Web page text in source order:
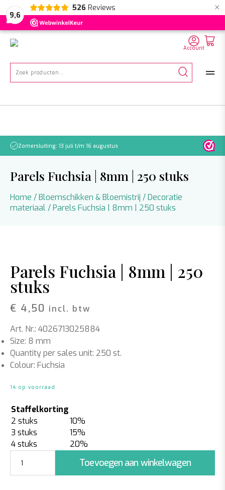
9,6
526 Reviews ×
NL EN DE
Zoeken
Account
Zomersluiting: 13 juli t/m 16 augustus Let
Parels Fuchsia | 8mm | 250 stuks
Home /Bloemschikken & Bloemistrij /Decoratie
materiaal/ Parels Fuchsia | 8mm | 250 stuks
Parels Fuchsia | 8mm | 250
stuks
€ 4,50 incl. btw
Art. Nr.: 4026713025884
Size: 8 mm
Quantity per sales unit: 250 st.
Colour: Fuchsia
14 op voorraad
Staffelkorting
2 stuks
10%
3 stuks
15%
4 stuks
20%
Fuchsia
|
Toevoegen aan winkelwagen